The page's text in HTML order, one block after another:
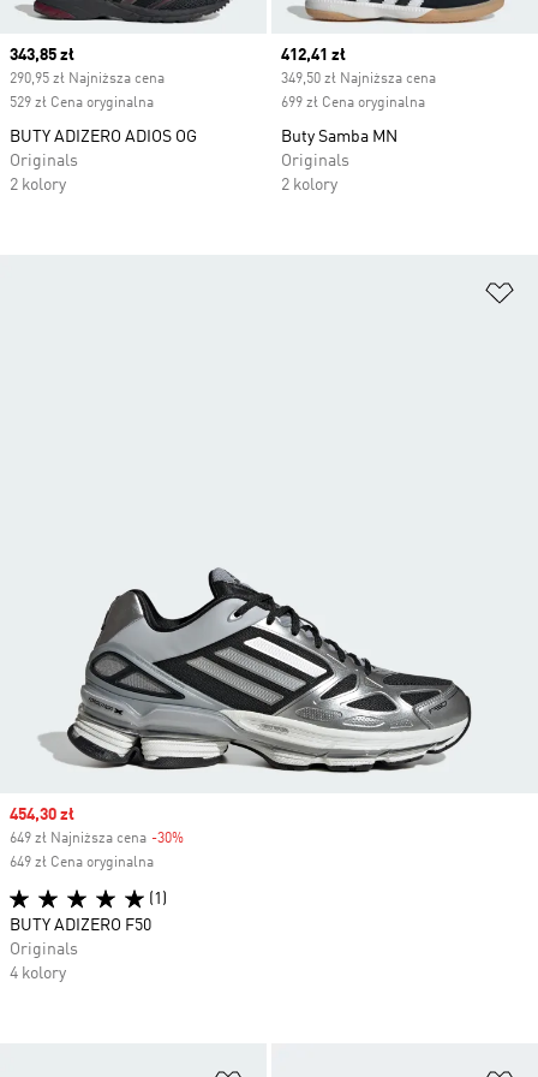
Current price
343,85 zł
290,95 zł Najniższa cena
529 zł Cena oryginalna
BUTY ADIZERO ADIOS OG
Originals
2 kolory
Current price
412,41 zł
349,50 zł Najniższa cena
699 zł Cena oryginalna
Buty Samba MN
Originals
2 kolory
Sale price
454,30 zł
649 zł Najniższa cena -30%
649 zł Cena oryginalna
(1)
BUTY ADIZERO F50
Originals
4 kolory